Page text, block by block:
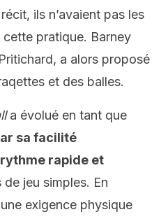
ils n’avaient pas les
cette pratique. Barney
a alors proposé
et des balles.
a évolué en tant que
sa facilité
rapide et
de jeu simples. En
exigence physique